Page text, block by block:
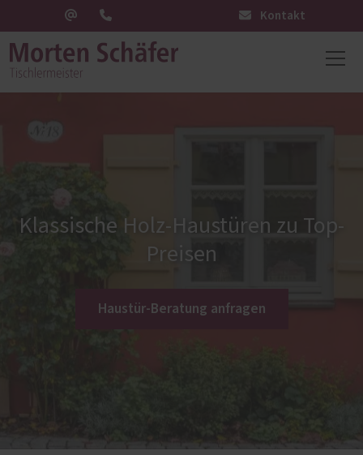
Kontakt
Klassische Holz-Haustüren zu Top-
Preisen
Haustür-Beratung anfragen